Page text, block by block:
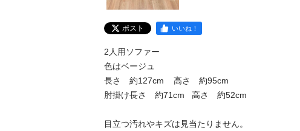
ポスト いいね！
2人用ソファー
色はベージュ
長さ　約127cm    高さ　約95cm
肘掛け長さ　約71cm   高さ　約52cm
目立つ汚れやキズは見当たりません。